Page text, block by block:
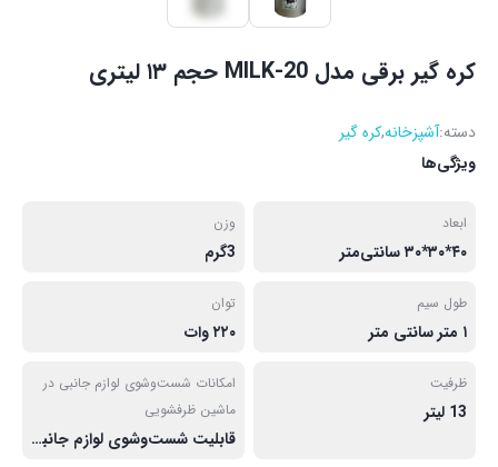
کره گیر برقی مدل MILK-20 حجم ۱۳ لیتری
دسته:آشپزخانه,كره گير
ویژگی‌ها
ابعاد
۴۰*۳۰*۳۰ سانتی‌متر
وزن
3گرم
طول سیم
۱ متر سانتی متر
توان
۲۲۰ وات
ظرفیت
13 لیتر
امکانات شست‌وشوی لوازم جانبی در
ماشین ظرفشویی
قابلیت شست‌وشوی لوازم جانبی در ماشین ظرفشویی